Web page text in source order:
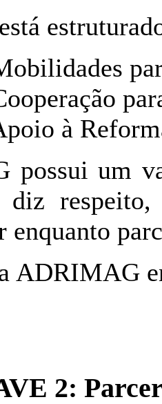
à
possui um
diz respeito,
enquanto
ADRIMAG
2: